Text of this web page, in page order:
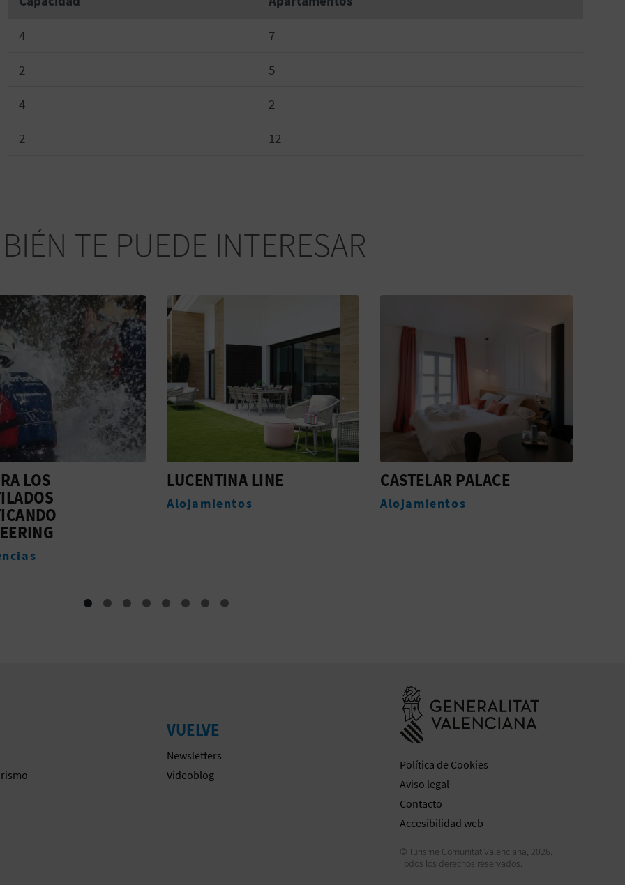
4 7
2 5
4 2
2 12
TE PUEDE INTERESAR
LINE CASTELAR PALACE
Alojamientos
CASTELAR PALACE &
SPA
VUELVE
Newsletters
Videoblog
Política de Cookies
Aviso legal
Contacto
Accesibilidad web
© Turisme Comunitat Valenciana, 2026.
Todos los derechos reservados.